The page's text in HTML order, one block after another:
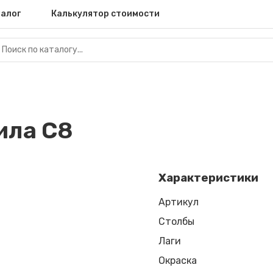
Калькулятор стоимости
С8
Характеристики
Артикул
Столбы
Лаги
Окраска